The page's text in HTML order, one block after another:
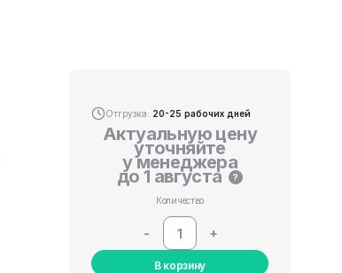
Отгрузка: 20-25 рабочих дней
Актуальную цену
уточняйте
у менеджера
до 1 августа ?
Количество
- +
В корзину